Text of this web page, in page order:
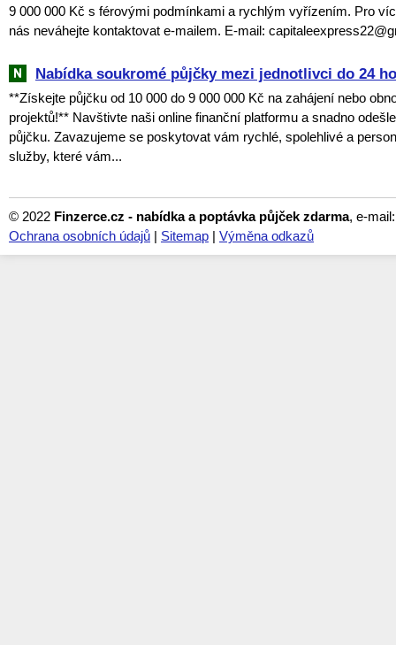
9 000 000 Kč s férovými podmínkami a rychlým vyřízením. Pro
nás neváhejte kontaktovat e-mailem. E-mail:
Nabídka soukromé půjčky mezi jednotlivci do 24
**Získejte půjčku od 10 000 do 9 000 000 Kč na zahájení nebo
projektů!** Navštivte naši online finanční platformu a snadno
půjčku. Zavazujeme se poskytovat vám rychlé, spolehlivé a
služby, které vám...
© 2022 Finzerce.cz - nabídka a poptávka půjček zdarma, e-
Ochrana osobních údajů | Sitemap | Výměna odkazů